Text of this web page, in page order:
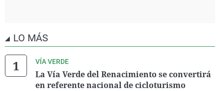
LO MÁS
VÍA VERDE
La Vía Verde del Renacimiento se convertirá
en referente nacional de cicloturismo